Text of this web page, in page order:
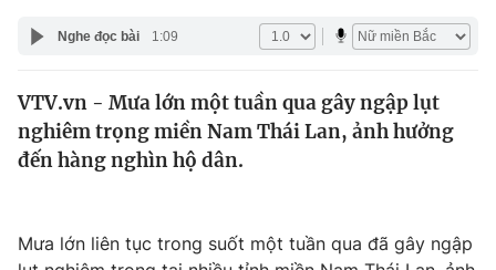
Y tế
Thế giới
Tin tức
Câu chuyện quốc tế
Kinh tế
Thị trường
Dữ liệu và đời sống
Nghe đọc bài 1:09
VTV.vn - Mưa lớn một tuần qua gây ngập lụt
nghiêm trọng miền Nam Thái Lan, ảnh hưởng
đến hàng nghìn hộ dân.
Mưa lớn liên tục trong suốt một tuần qua đã gây ngập